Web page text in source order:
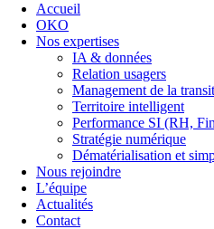
Accueil
OKO
Nos expertises
IA & données
Relation usagers
Management de la
Territoire intelligent
Performance SI (RH,
Stratégie numérique
Dématérialisation et
Nous rejoindre
L’équipe
Actualités
Contact